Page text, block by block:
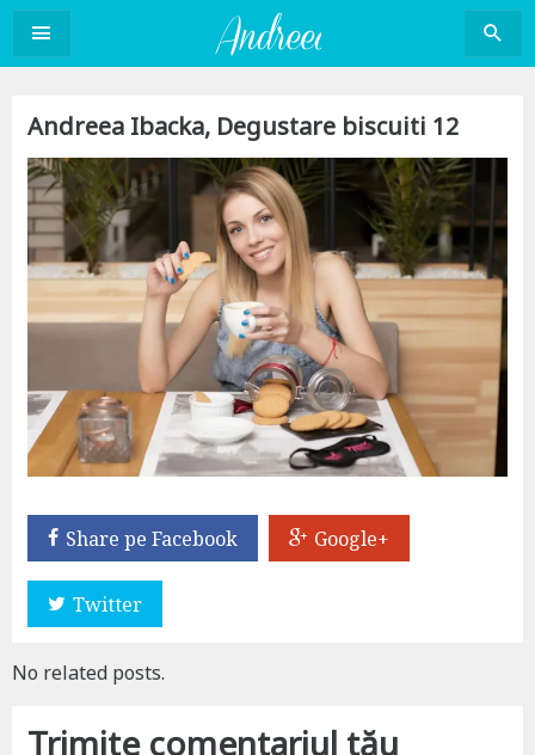
Sari
conținut
Andreea Ibacka, Degustare biscuiti 12
Share pe Facebook Google+
Twitter
No related posts.
Trimite comentariul tău